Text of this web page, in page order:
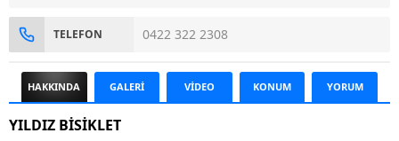
TELEFON 0422 322 2308
HAKKINDA GALERİ VİDEO KONUM YORUM
YILDIZ BİSİKLET